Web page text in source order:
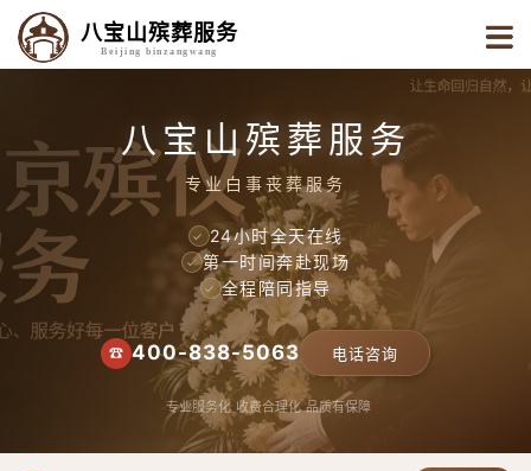
八宝山殡葬服务
Beijing binzangwang
八宝山殡葬服务
专业白事丧葬服务
✓ 24小时全天在线
✓ 第一时间奔赴现场
✓ 全程陪同指导
☎ 400-838-5063 电话咨询
专业服务化 收费合理化 品质有保障